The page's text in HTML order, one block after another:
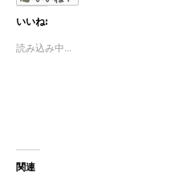
いいね:
読み込み中...
関連